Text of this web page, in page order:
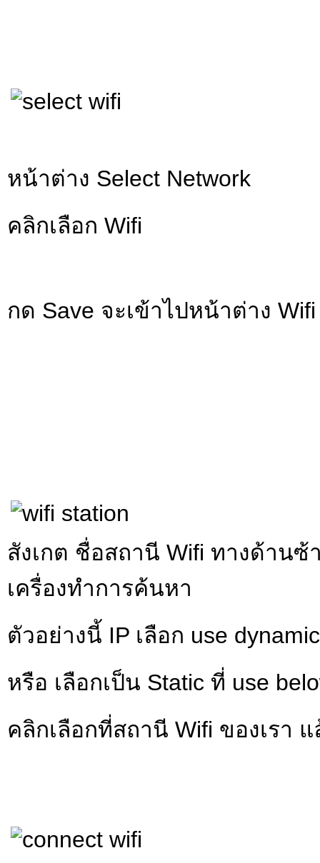
หน้าต่าง Select Network
คลิกเลือก Wifi
กด Save จะเข้าไปหน้าต่าง
สังเกต ชื่อสถานี Wifi ทางด้าน
เครื่องทำการค้นหา
ตัวอย่างนี้ IP เลือก use
หรือ เลือกเป็น Static ที่ use
คลิกเลือกที่สถานี Wifi ของเรา